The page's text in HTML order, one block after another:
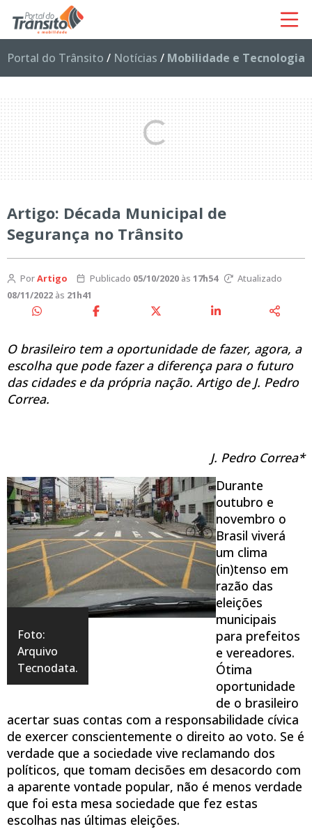
Portal do Trânsito / Notícias / Mobilidade e Tecnologia
Artigo: Década Municipal de
Segurança no Trânsito
PorArtigo Publicado 05/10/2020às 17h54
Atualizado
08/11/2022 às 21h41
O brasileiro tem a oportunidade de fazer, agora, a
escolha que pode fazer a diferença para o futuro
das cidades e da própria nação. Artigo de J. Pedro
Correa.
J. Pedro Correa*
Foto:
Arquivo
Tecnodata.
Durante
outubro e
novembro o
Brasil viverá
um clima
(in)tenso em
razão das
eleições
municipais
para prefeitos
e vereadores.
Ótima
oportunidade
de o brasileiro
acertar suas contas com a responsabilidade cívica
de exercer conscientemente o direito ao voto. Se é
verdade que a sociedade vive reclamando dos
políticos, que tomam decisões em desacordo com
a aparente vontade popular, não é menos verdade
que foi esta mesa sociedade que fez estas
escolhas nas últimas eleições.